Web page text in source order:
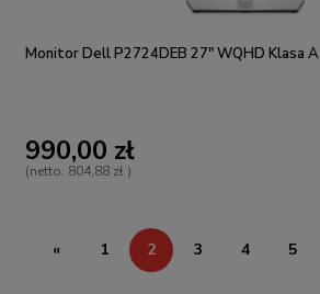
Monitor Dell P2724DEB 27" WQHD Klasa A
990,00 zł
(netto: 804,88 zł )
« 1 2 3 4 5